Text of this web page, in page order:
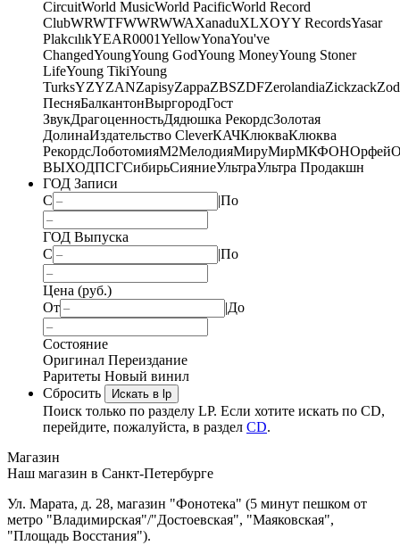
CircuitWorld MusicWorld PacificWorld Record
ClubWRWTFWWRWWAXanaduXLXOYY RecordsYasar
PlakcılıkYEAR0001YellowYonaYou've
ChangedYoungYoung GodYoung MoneyYoung Stoner
LifeYoung TikiYoung
TurksYZYZANZapisyZappaZBSZDFZerolandiaZickzack
ПесняБалкантонВыргородГост
ЗвукДрагоценностьДядюшка РекордсЗолотая
ДолинаИздательство CleverКАЧКлюкваКлюква
РекордсЛоботомияМ2МелодияМируМирМКФОНОрфей
ВЫХОДПСГСибирьСияниеУльтраУльтра Продакшн
ГОД Записи
С
|По
ГОД Выпуска
С
|По
Цена (руб.)
От
|До
Состояние
Оригинал Переиздание
Раритеты Новый винил
Сбросить
Искать в lp
Поиск только по разделу LP. Если хотите искать по CD,
перейдите, пожалуйста, в раздел CD.
Магазин
Наш магазин в Санкт-Петербурге
Ул. Марата, д. 28, магазин "Фонотека" (5 минут пешком от
метро "Владимирская"/"Достоевская", "Маяковская",
"Площадь Восстания").